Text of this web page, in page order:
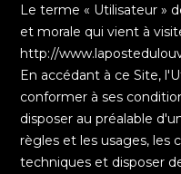
Le terme « Utilisateur »
et morale qui vient à
http://
En accédant à ce Site,
conformer à ses
disposer au préalable
règles et les usages, les
techniques et disposer